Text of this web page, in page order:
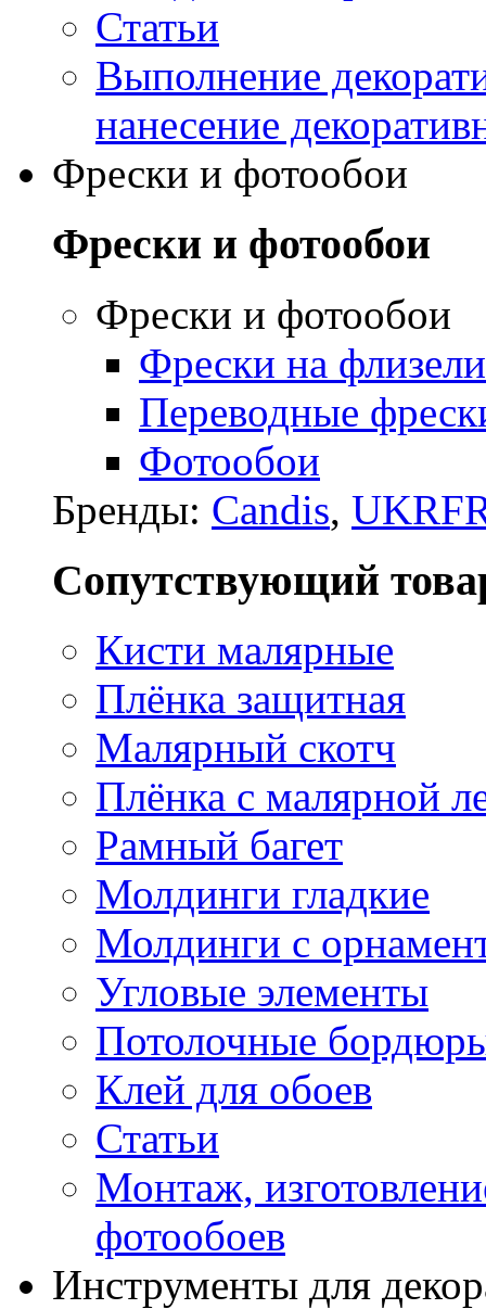
Статьи
Выполнение
нанесение
Фрески и фотообои
Фрески и фотообои
Фрески и фотообои
Фрески на
Переводные
Фотообои
Бренды: Candis,
Сопутствующий
Кисти малярные
Плёнка защитная
Малярный скотч
Плёнка с малярной
Рамный багет
Молдинги гладкие
Молдинги с
Угловые элементы
Потолочные
Клей для обоев
Статьи
Монтаж,
фотообоев
Инструменты для